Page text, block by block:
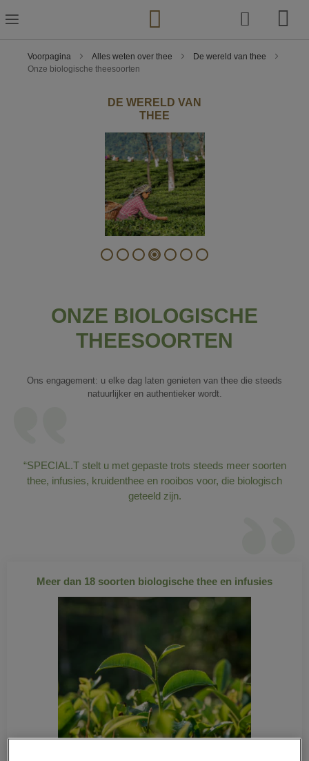
naar
de
Voorpagina Alles weten over thee
De wereld van thee
Onze biologische theesoorten
DE WERELD VAN
THEE
ONZE BIOLOGISCHE
THEESOORTEN
Ons engagement: u elke dag laten genieten van thee die steeds
natuurlijker en authentieker wordt.
“SPECIAL.T stelt u met gepaste trots steeds meer soorten
thee, infusies, kruidenthee en rooibos voor, die biologisch
geteeld zijn.
Meer dan 18 soorten biologische thee en infusies